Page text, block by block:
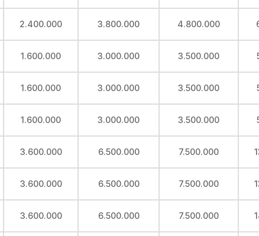
2.400.000 3.800.000 4.800.000
1.600.000 3.000.000 3.500.000
1.600.000 3.000.000 3.500.000
1.600.000 3.000.000 3.500.000
3.600.000 6.500.000 7.500.000
3.600.000 6.500.000 7.500.000
3.600.000 6.500.000 7.500.000